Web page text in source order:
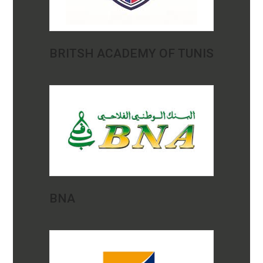
BRITSH ACADEMY OF TUNIS
BNA